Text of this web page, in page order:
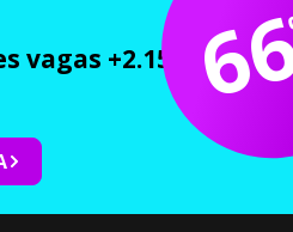
vagas +2.150 cursos